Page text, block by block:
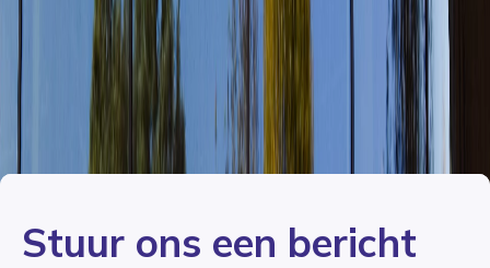
Stuur ons een bericht